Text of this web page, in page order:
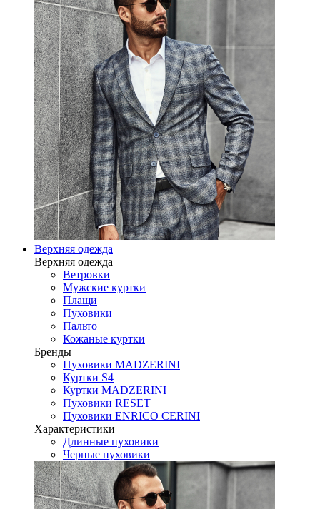
Верхняя одежда
Верхняя одежда
Ветровки
Мужские куртки
Плащи
Пуховики
Пальто
Кожаные куртки
Бренды
Пуховики MADZERINI
Куртки S4
Куртки MADZERINI
Пуховики RESET
Пуховики ENRICO CERINI
Характеристики
Длинные пуховики
Черные пуховики